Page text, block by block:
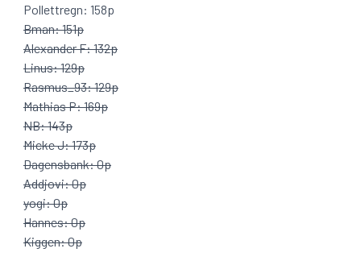
Pollettregn: 158p
Bman: 151p
Alexander F: 132p
Linus: 129p
Rasmus_93: 129p
Mathias P: 169p
NB: 143p
Micke J: 173p
Dagensbank: 0p
Addjovi: 0p
yogi: 0p
Hannes: 0p
Kiggen: 0p